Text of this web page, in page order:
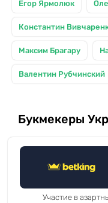
Егор Ярмолюк
Константин
Максим Брагару
Валентин Рубчинский
Букмекеры
Участие в